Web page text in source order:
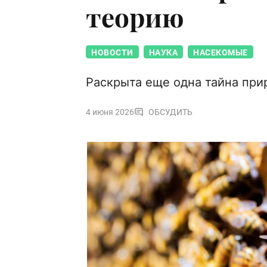
теорию
НОВОСТИ НАУКА НАСЕКОМЫЕ
Раскрыта еще одна тайна
4 июня 2026 ОБСУДИТЬ